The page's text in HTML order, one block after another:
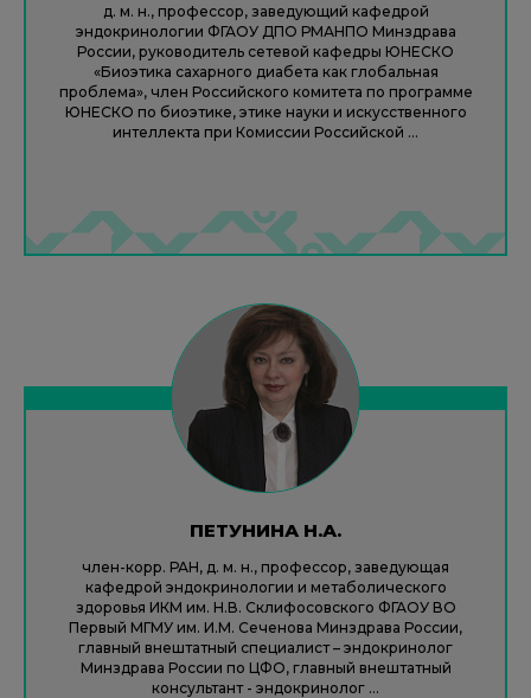
д. м. н., профессор, заведующий кафедрой
эндокринологии ФГАОУ ДПО РМАНПО Минздрава
России, руководитель сетевой кафедры ЮНЕСКО
«Биоэтика сахарного диабета как глобальная
проблема», член Российского комитета по программе
ЮНЕСКО по биоэтике, этике науки и искусственного
интеллекта при Комиссии Российской ...
ПЕТУНИНА Н.А.
член-корр. РАН, д. м. н., профессор, заведующая
кафедрой эндокринологии и метаболического
здоровья ИКМ им. Н.В. Склифосовского ФГАОУ ВО
Первый МГМУ им. И.М. Сеченова Минздрава России,
главный внештатный специалист – эндокринолог
Минздрава России по ЦФО, главный внештатный
консультант - эндокринолог ...